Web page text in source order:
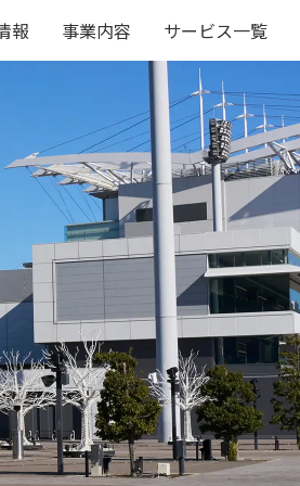
報 事業内容 サービス一覧